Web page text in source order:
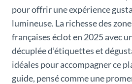
pour offrir une expérience
lumineuse. La richesse des
françaises éclot en 2025 avec
décuplée d’étiquettes et
idéales pour accompagner ce
guide, pensé comme une